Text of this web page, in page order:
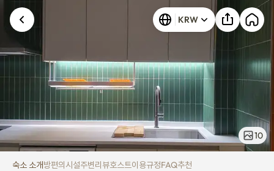
Hommie stay KRW
10
숙소 소개방편의시설주변리뷰호스트이용규정FAQ추천